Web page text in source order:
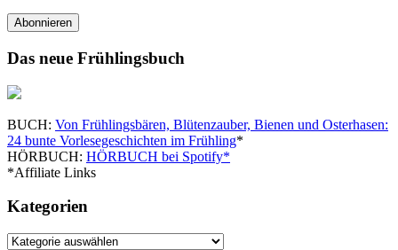
Mail-
Adresse
Abonnieren
Das neue Frühlingsbuch
BUCH: Von Frühlingsbären, Blütenzauber, Bienen und Osterhasen:
24 bunte Vorlesegeschichten im Frühling*
HÖRBUCH: HÖRBUCH bei Spotify*
*Affiliate Links
Kategorien
Kategorien